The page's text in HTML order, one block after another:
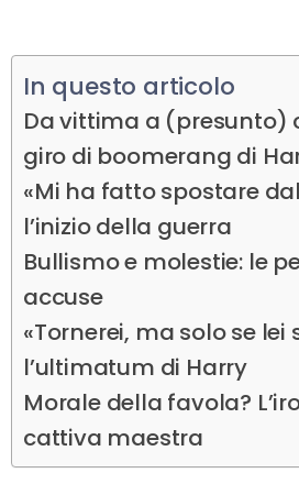
In questo articolo
Da vittima a (presunto)
giro di boomerang di
«Mi ha fatto spostare
l’inizio della guerra
Bullismo e molestie: le
accuse
«Tornerei, ma solo se lei
l’ultimatum di Harry
Morale della favola?
cattiva maestra